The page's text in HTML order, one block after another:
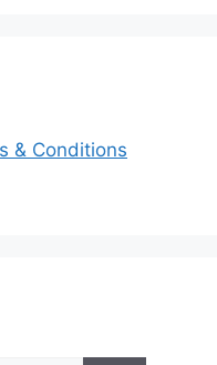
& Conditions